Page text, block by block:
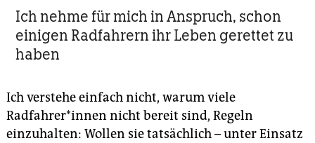
Ich nehme für mich in Anspruch, schon
einigen Radfahrern ihr Leben gerettet zu
haben
Ich verstehe einfach nicht, warum viele
Radfahrer*innen nicht bereit sind, Regeln
einzuhalten: Wollen sie tatsächlich – unter Einsatz